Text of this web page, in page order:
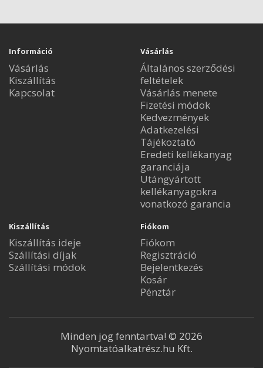
Információ
Vásárlás
Kiszállítás
Kapcsolat
Vásárlás
Általános szerződési
feltételek
Vásárlás menete
Fizetési módok
Kedvezmények
Adatkezelési
Tájékoztató
Eredeti kellékanyag
garanciája
Utángyártott
kellékanyagokra
vonatkozó garancia
Kiszállítás
Kiszállítás ideje
Szállítási díjak
Szállítási módok
Fiókom
Fiókom
Regisztráció
Bejelentkezés
Kosár
Pénztár
Minden jog fenntartva! © 2026
Nyomtatóalkatrész.hu Kft.